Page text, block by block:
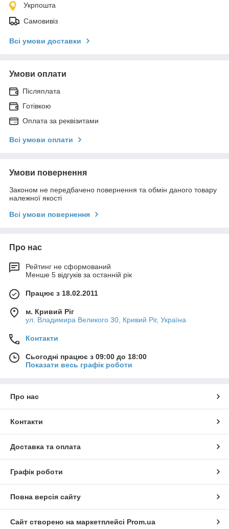
Укрпошта
Самовивіз
Всі умови доставки
Умови оплати
Післяплата
Готівкою
Оплата за реквізитами
Всі умови оплати
Умови повернення
Законом не передбачено повернення та обмін даного товару
належної якості
Всі умови повернення
Про нас
Рейтинг не сформований
Менше 5 відгуків за останній рік
Працює з 18.02.2011
м. Кривий Ріг
ул. Владимира Великого 30, Кривий Ріг, Україна
Контакти
Сьогодні працює з 09:00 до 18:00
Показати весь графік роботи
Про нас
Контакти
Доставка та оплата
Графік роботи
Повна версія сайту
Сайт створено на маркетплейсі Prom.ua